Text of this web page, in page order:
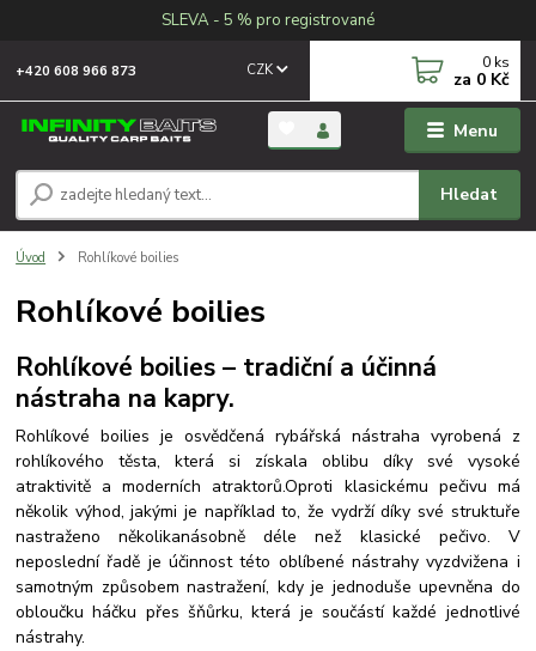
SLEVA - 5 % pro registrované
Menu
CZK
Hledat
+420 608 966 873 0 ks
za 0 Kč
Úvod Rohlíkové boilies
Rohlíkové boilies
Rohlíkové boilies – tradiční a účinná
nástraha na kapry.
Rohlíkové boilies je osvědčená rybářská nástraha vyrobená z
rohlíkového těsta, která si získala oblibu díky své vysoké
atraktivitě a moderních atraktorů.Oproti klasickému pečivu má
několik výhod, jakými je například to, že vydrží díky své struktuře
nastraženo několikanásobně déle než klasické pečivo. V
neposlední řadě je účinnost této oblíbené nástrahy vyzdvižena i
samotným způsobem nastražení, kdy je jednoduše upevněna do
obloučku háčku přes šňůrku, která je součástí každé jednotlivé
nástrahy.